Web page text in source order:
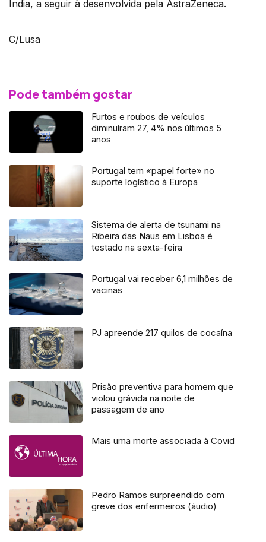
Índia, a seguir à desenvolvida pela AstraZeneca.
C/Lusa
Pode também gostar
Furtos e roubos de veículos
diminuíram 27, 4% nos últimos 5
anos
Portugal tem «papel forte» no
suporte logístico à Europa
Sistema de alerta de tsunami na
Ribeira das Naus em Lisboa é
testado na sexta-feira
Portugal vai receber 6,1 milhões de
vacinas
PJ apreende 217 quilos de cocaína
Prisão preventiva para homem que
violou grávida na noite de
passagem de ano
Mais uma morte associada à Covid
Pedro Ramos surpreendido com
greve dos enfermeiros (áudio)